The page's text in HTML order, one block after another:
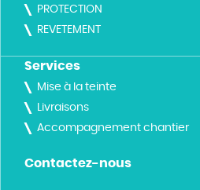
PROTECTION
REVETEMENT
Services
Mise à la teinte
Livraisons
Accompagnement chantier
Contactez-nous